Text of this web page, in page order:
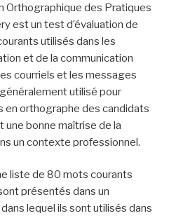
Orthographique des Pratiques
est un test d’évaluation de
utilisés dans les
et de la communication
courriels et les messages
utilisé pour
en orthographe des candidats
bonne maîtrise de la
un contexte professionnel.
liste de 80 mots courants
présentés dans un
lequel ils sont utilisés dans